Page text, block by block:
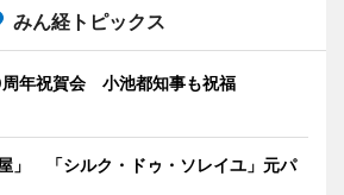
みん経トピックス
年祝賀会 小池都知事も祝福
」 「シルク・ドゥ・ソレイユ」元パ